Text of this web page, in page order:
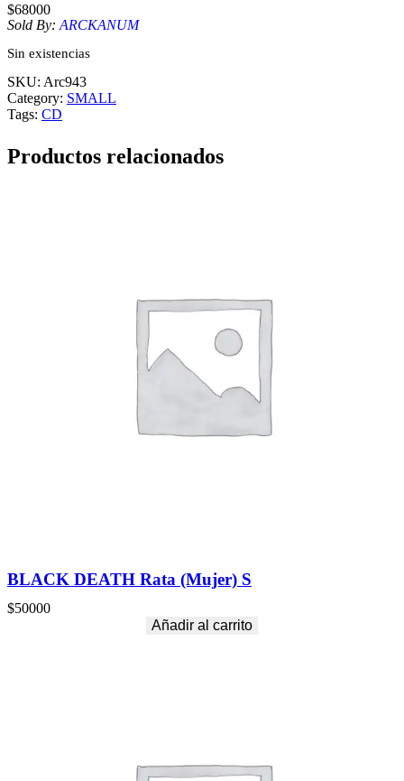
$68000
Sold By: ARCKANUM
Sin existencias
SKU: Arc943
Category: SMALL
Tags: CD
Productos relacionados
BLACK DEATH Rata (Mujer) S
$50000
Añadir al carrito